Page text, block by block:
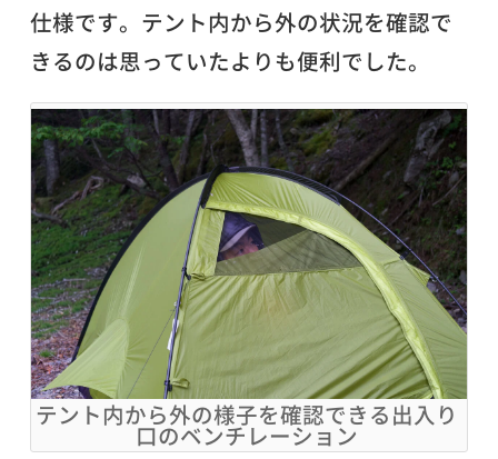
仕様です。テント内から外の状況を確認で
きるのは思っていたよりも便利でした。
テント内から外の様子を確認できる出入り
口のベンチレーション